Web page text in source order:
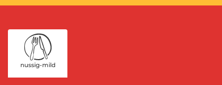
nussig-mild